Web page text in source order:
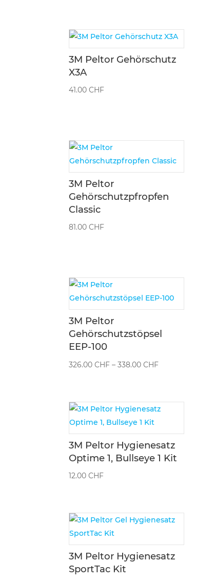
3M Peltor Gehörschutz
X3A
41.00CHF
3M Peltor
Gehörschutzpfropfen
Classic
81.00CHF
3M Peltor
Gehörschutzstöpsel
EEP-100
326.00CHF –338.00CHFPreisspanne:
338.00 CHF
3M Peltor Hygienesatz
Optime 1, Bullseye 1 Kit
12.00CHF
3M Peltor Hygienesatz
SportTac Kit